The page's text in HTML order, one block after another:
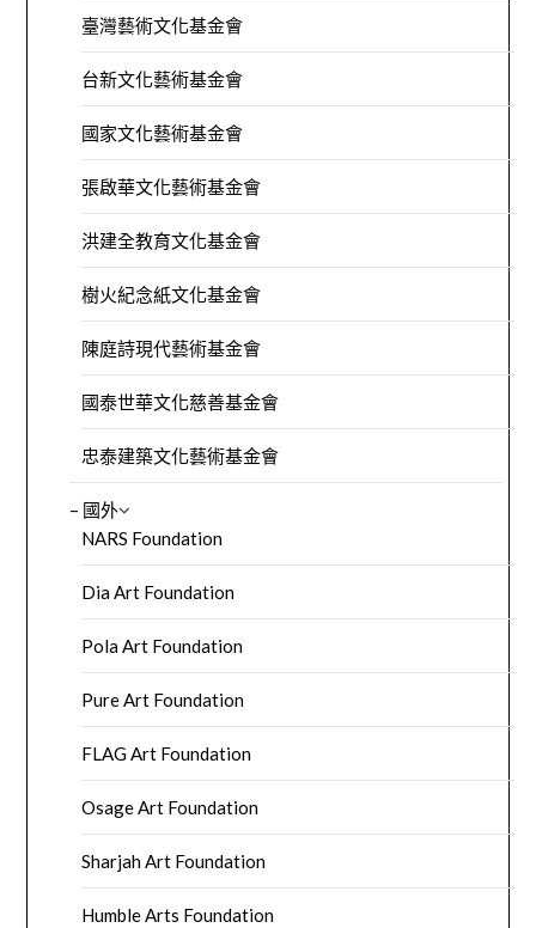
臺灣藝術文化基金會
台新文化藝術基金會
國家文化藝術基金會
張啟華文化藝術基金會
洪建全教育文化基金會
樹火紀念紙文化基金會
陳庭詩現代藝術基金會
國泰世華文化慈善基金會
忠泰建築文化藝術基金會
– 國外
NARS Foundation
Dia Art Foundation
Pola Art Foundation
Pure Art Foundation
FLAG Art Foundation
Osage Art Foundation
Sharjah Art Foundation
Humble Arts Foundation